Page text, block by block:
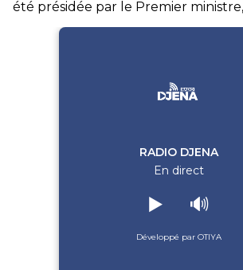
été présidée par le Premier
RADIO DJENA
En direct
▶️ 🔊
Développé par OTIYA